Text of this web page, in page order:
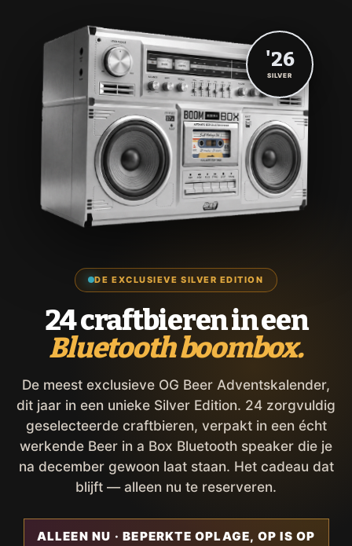
DE EXCLUSIEVE SILVER EDITION
24 craftbieren in een
Bluetooth boombox.
De meest exclusieve OG Beer Adventskalender,
dit jaar in een unieke Silver Edition. 24 zorgvuldig
geselecteerde craftbieren, verpakt in een écht
werkende Beer in a Box Bluetooth speaker die je
na december gewoon laat staan. Het cadeau dat
blijft — alleen nu te reserveren.
ALLEEN NU · BEPERKTE OPLAGE, OP IS OP
'26
SILVER